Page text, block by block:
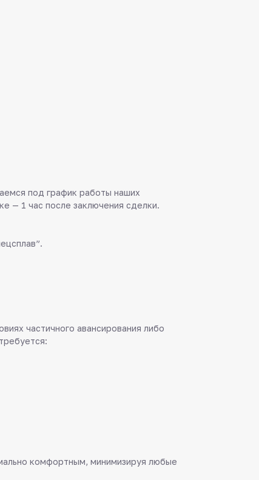
под график работы наших
— 1 час после заключения сделки.
частичного авансирования либо
комфортным, минимизируя любые